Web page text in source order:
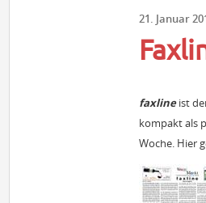
21. Januar
faxlineist
kompakt als
Woche. Hier